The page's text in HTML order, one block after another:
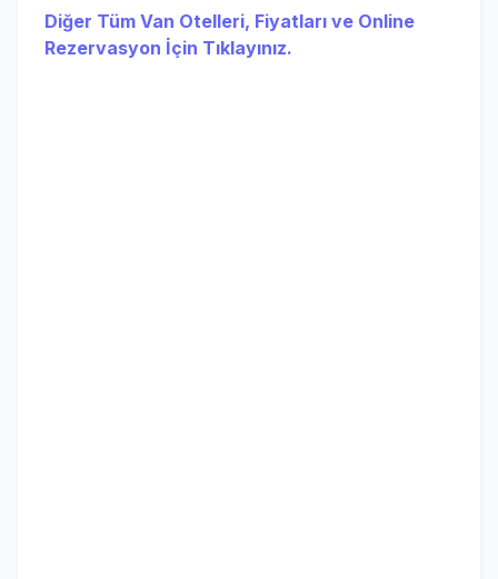
Diğer Tüm Van Otelleri, Fiyatları ve Online
Rezervasyon İçin Tıklayınız.